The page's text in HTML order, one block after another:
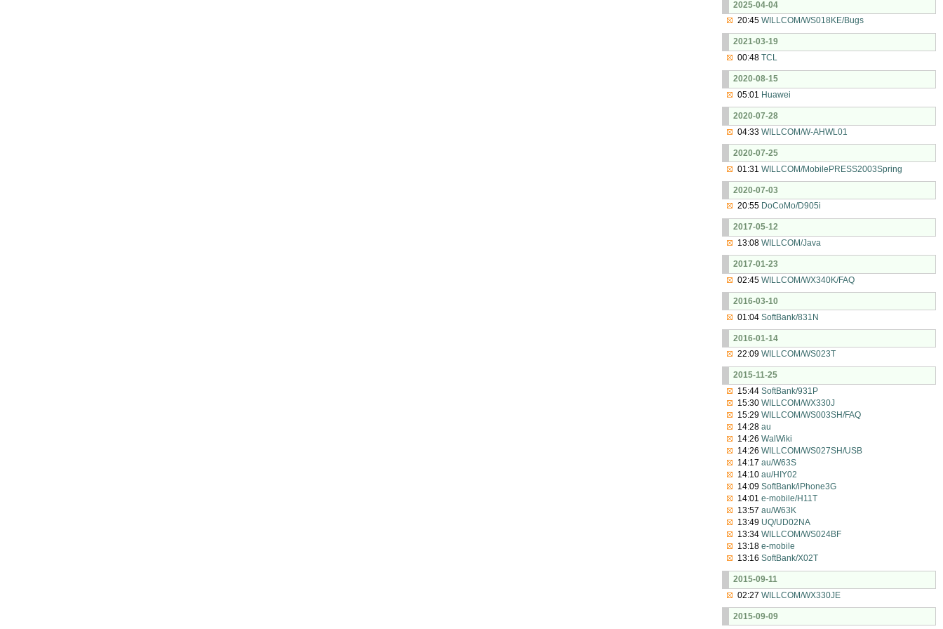
2025-04-04
20:45WILLCOM/WS018KE/Bugs
2021-03-19
00:48TCL
2020-08-15
05:01 Huawei
2020-07-28
04:33WILLCOM/W-AHWL01
2020-07-25
01:31WILLCOM/MobilePRESS2003Spring
2020-07-03
20:55 DoCoMo/D905i
2017-05-12
13:08WILLCOM/Java
2017-01-23
02:45WILLCOM/WX340K/FAQ
2016-03-10
01:04SoftBank/831N
2016-01-14
22:09WILLCOM/WS023T
2015-11-25
15:44SoftBank/931P
15:30WILLCOM/WX330J
15:29WILLCOM/WS003SH/FAQ
14:28au
14:26WalWiki
14:26WILLCOM/WS027SH/USB
14:17au/W63S
14:10au/HIY02
14:09SoftBank/iPhone3G
14:01e-mobile/H11T
13:57au/W63K
13:49 UQ/UD02NA
13:34WILLCOM/WS024BF
13:18e-mobile
13:16SoftBank/X02T
2015-09-11
02:27WILLCOM/WX330JE
2015-09-09